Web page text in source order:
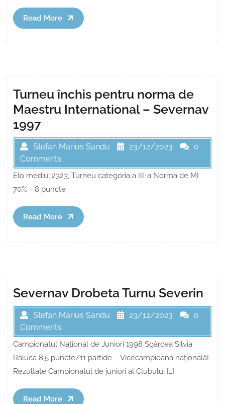
Read More
Read
More
Turneu închis pentru norma de
Maestru International – Severnav
1997
Stefan Marius Sandu 23/12/2023
0
Comments
Elo mediu: 2323, Turneu categoria a III-a Norma de MI
70% = 8 puncte
Read More
Read
More
Severnav Drobeta Turnu Severin
Stefan Marius Sandu 23/12/2023
0
Comments
Campionatul Național de Juniori 1998 Sgârcea Silvia
Raluca 8,5 puncte/11 partide – Vicecampioana națională!
Rezultate Campionatul de juniori al Clubului […]
Read More
Read